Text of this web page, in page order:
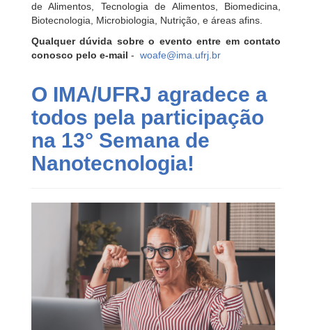
de Alimentos, Tecnologia de Alimentos, Biomedicina,
Biotecnologia, Microbiologia, Nutrição, e áreas afins.
Qualquer dúvida sobre o evento entre em contato
conosco pelo e-mail - woafe@ima.ufrj.br
O IMA/UFRJ agradece a
todos pela participação
na 13° Semana de
Nanotecnologia!